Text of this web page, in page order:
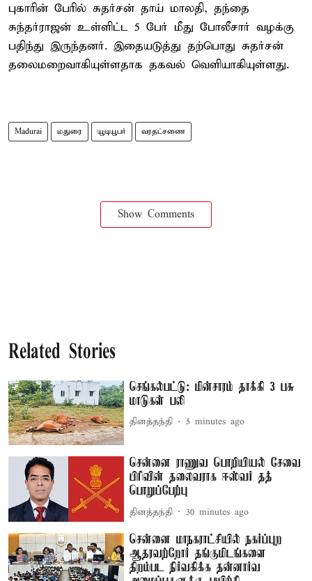
புகாரின் பேரில் சுதர்சன் தாய் மாலதி, தந்தை
சுந்தர்ராஜன் உள்ளிட்ட 5 பேர் மீது போலீசார் வழக்கு
பதிந்து இருந்தனர். இதையடுத்து தற்பொது சுதர்சன்
தலைமறைவாகியுள்ளதாக தகவல் வெளியாகியுள்ளது.
Madurai மதுரை யூடியூபர் வரதட்சணை
Show Comments
Related Stories
செங்கல்பட்டு: மின்சாரம் தாக்கி 3 பசு
மாடுகள் பலி
தினத்தந்தி 5 minutes ago
சென்னை ராணுவ பொறியியல் சேவை
பிரிவின் தலைவராக ஈஸ்வர் தத்
பொறுப்பேற்பு
தினத்தந்தி 30 minutes ago
சென்னை மாநகராட்சியில் நகர்ப்புற
ஆதரவற்றோர் தங்குமிடங்களை
திறம்பட நிர்வகிக்க தன்னார்வ